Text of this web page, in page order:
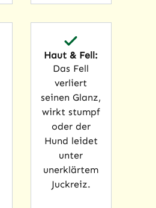
Haut & Fell:
Das Fell
verliert
seinen Glanz,
wirkt stumpf
oder der
Hund leidet
unter
unerklärtem
Juckreiz.